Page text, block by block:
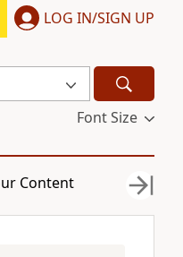
LOG IN/SIGN UP
Font Size
Content